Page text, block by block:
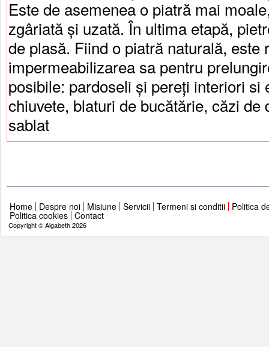
Este de asemenea o piatră mai
zgâriată și uzată. În ultima etapă,
de plasă. Fiind o piatră naturală, este
impermeabilizarea sa pentru
posibile: pardoseli și pereți interiori si
chiuvete, blaturi de bucătărie, căzi de
sablat
Home Despre noi Misiune Servicii Termeni si conditii Politica
Politica cookies Contact
Copyright © Algabeth 2026